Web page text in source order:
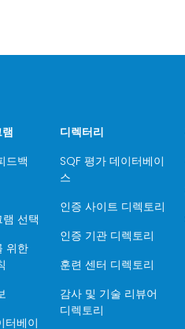
드백
선택
위한
터베이
디렉터리
SQF 평가 데이터베이
스
인증 사이트 디렉토리
인증 기관 디렉토리
훈련 센터 디렉토리
감사 및 기술 리뷰어
디렉토리